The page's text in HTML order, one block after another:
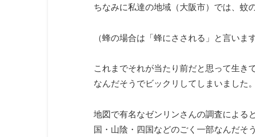
ちなみに私達の地域（大阪市）では、蚊
（蜂の場合は「蜂にさされる」と言います
これまでそれが当たり前だと思って生き
なんだそうでビックリしてしまいました。
地図で有名なゼンリンさんの調査による
国・山陰・四国などのごく一部なんだそう